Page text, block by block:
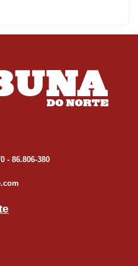
após empate em 1 a 1 no tempo
o bom momento ao atropelar
desta quinta-feira.
Av. Zilda Seixas Amaral, 4270 - 86.806-380